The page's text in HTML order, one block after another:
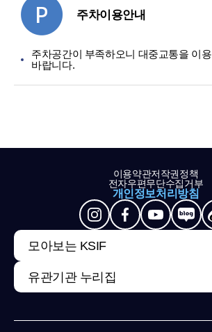
주차이용안내
주차공간이 부족하오니 대중교통을 이
바랍니다.
이용약관저작권정책
전자우편무단수집거부
개인정보처리방침
모아보는 KSIF
유관기관 누리집